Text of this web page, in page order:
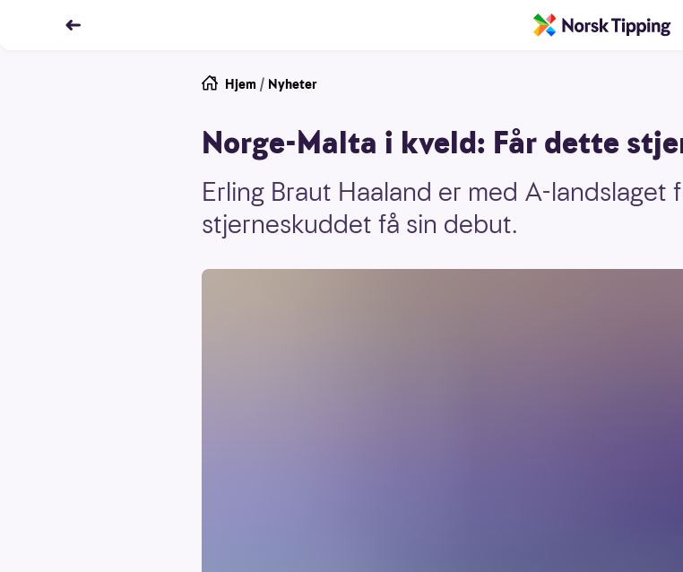
Hjem / Nyheter
Norge-Malta i kveld: Får dette
Erling Braut Haaland er med A-landslaget
stjerneskuddet få sin debut.